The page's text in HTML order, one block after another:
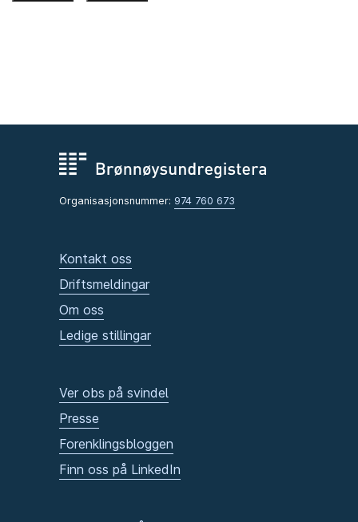
Organisasjonsnummer: 974 760 673
Kontakt oss
Driftsmeldingar
Om oss
Ledige stillingar
Ver obs på svindel
Presse
Forenklingsbloggen
Finn oss på LinkedIn